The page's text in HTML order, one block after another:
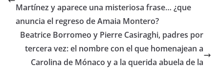
Martínez y aparece una misteriosa frase… ¿que
anuncia el regreso de Amaia Montero?
​Beatrice Borromeo y Pierre Casiraghi, padres por
tercera vez: el nombre con el que homenajean a
Carolina de Mónaco y a la querida abuela de la